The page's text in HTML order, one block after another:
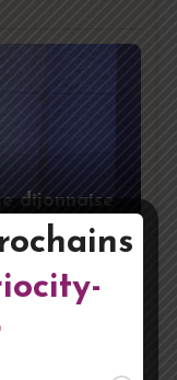
dijonnaise